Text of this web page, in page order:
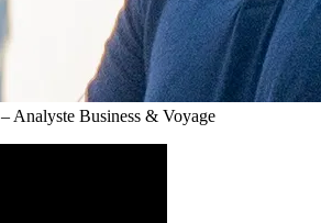
– Analyste Business & Voyage